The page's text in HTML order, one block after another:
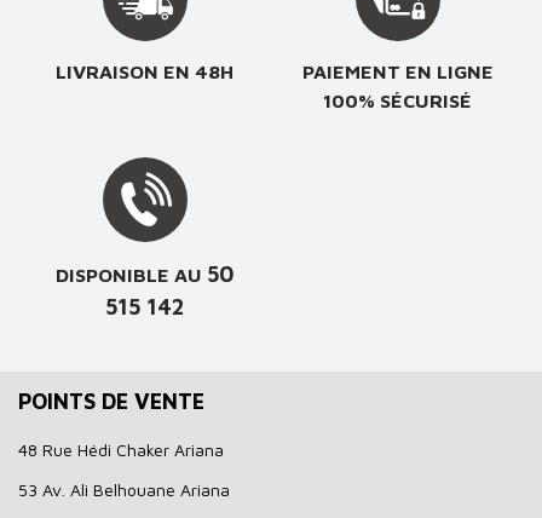
LIVRAISON EN 48H
PAIEMENT EN LIGNE
100% SÉCURISÉ
DISPONIBLE AU 50
515 142
POINTS DE VENTE
48 Rue Hédi Chaker Ariana
53 Av. Ali Belhouane Ariana